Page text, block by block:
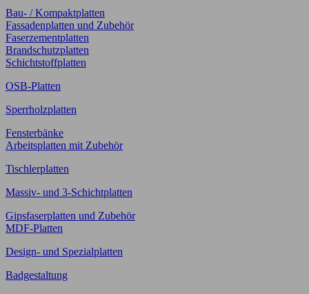
Bau- / Kompaktplatten
Fassadenplatten und Zubehör
Faserzementplatten
Brandschutzplatten
Schichtstoffplatten
OSB-Platten
Sperrholzplatten
Fensterbänke
Arbeitsplatten mit Zubehör
Tischlerplatten
Massiv- und 3-Schichtplatten
Gipsfaserplatten und Zubehör
MDF-Platten
Design- und Spezialplatten
Badgestaltung